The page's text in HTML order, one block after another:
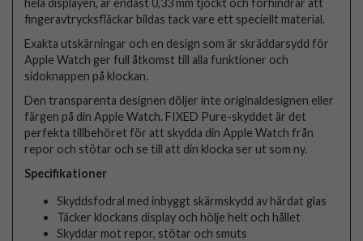
fingeravtrycksfläckar bildas tack vare ett speciellt material.
Exakta utskärningar och en design som är skräddarsydd för
Apple Watch ger full åtkomst till alla funktioner och
sidoknappen på klockan.
Den transparenta designen döljer inte originaldesignen eller
färgen på din Apple Watch. FIXED Pure-skyddet är det
perfekta tillbehöret för att skydda din Apple Watch från
repor och stötar och se till att din klocka ser ut som ny.
Specifikationer
Skyddsfodral med inbyggt skärmskydd av härdat glas
Täcker klockans display och hölje helt och hållet
Skyddar mot repor, stötar och smuts